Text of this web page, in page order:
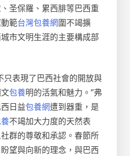
圣保羅、累西腓等巴西重
範台灣包養網圍不竭擴
市文明生涯的主要構成部
只表現了巴西社會的開放與
包養明的活氣和魅力。”弗
日益包養網遭到器重，是
不竭加大力度的天然表
群的尊敬和承認。春節所
望與向新的理念，與巴西